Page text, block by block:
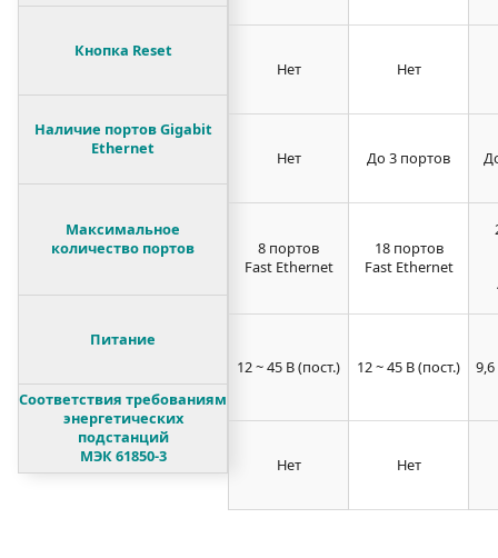
Кнопка Reset
Наличие портов Gigabit
Ethernet
Максимальное
количество портов
Питание
Соответствия требованиям
энергетических
подстанций
МЭК 61850-3
Нет Нет
Нет До 3 портов
8 портов
Fast Ethernet
18 портов
Fast Ethernet
12 ~ 45 В (пост.) 12 ~ 45 В (пост.) 9,6
Нет Нет